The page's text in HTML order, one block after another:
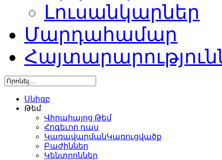
Լուսանկարներ
Մարդահամար
Սկիզբ
Թեմ
Վիրահայոց Թեմ
Հոգեւոր դաս
ԿառավարմանԿառուցվածք
Բաժիններ
Կենտրոններ